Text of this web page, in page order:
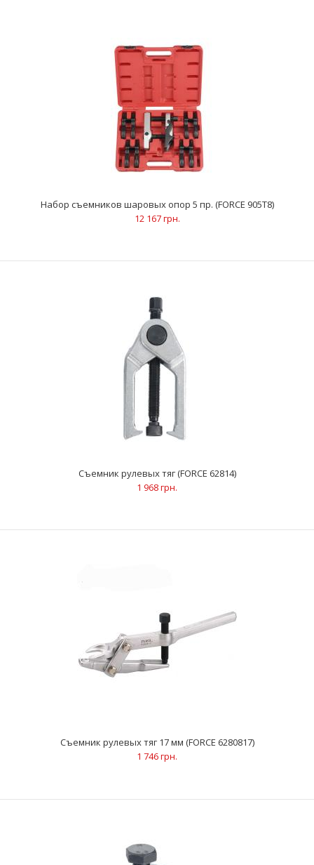
ОписаниеУниверсальный набор для легкого снятия рулевой
сошки, шаровых опор и рулевой тягиПресс ..
Набор съемников шаровых опор 5 пр. (FORCE 905T8)
12 167 грн.
Набор съемников шаровых опор 5 пр. (FORCE 905T8)
12 167 грн.
Съемник рулевых тяг (FORCE 62814)
1 968 грн.
Съемник рулевых тяг 17 мм (FORCE 6280817)
1 746 грн.